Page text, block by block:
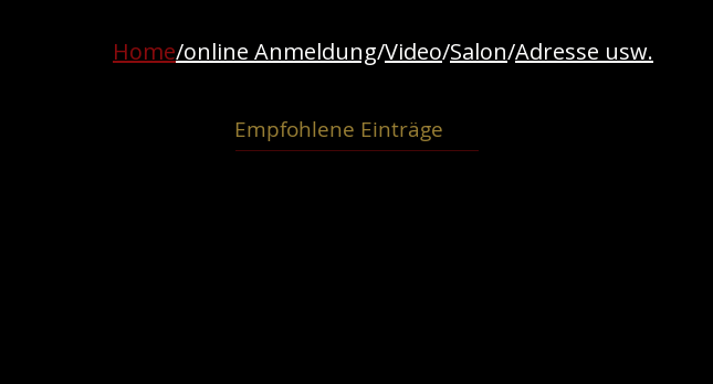
Empfohlene Einträge
Home/online Anmeldung/Video/Salon/Adresse usw.